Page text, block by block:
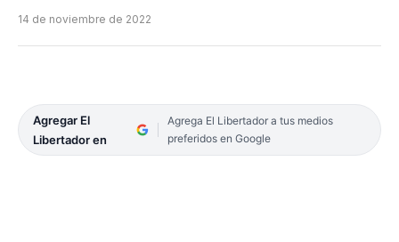
14 de noviembre de 2022
Agregar El
Libertador en
Agrega El Libertador a tus medios
preferidos en Google